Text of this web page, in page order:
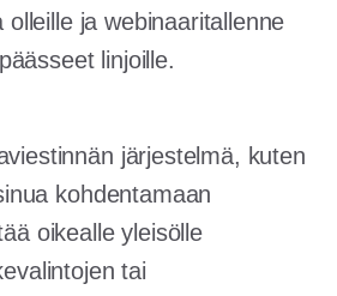
olleille ja webinaaritallenne
linjoille.
järjestelmä, kuten
kohdentamaan
oikealle yleisölle
tai